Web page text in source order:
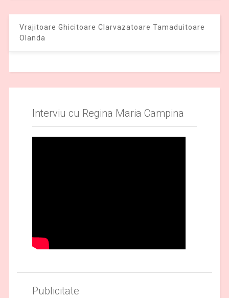
Vrajitoare Ghicitoare Clarvazatoare Tamaduitoare
Olanda
Interviu cu Regina Maria Campina
Publicitate